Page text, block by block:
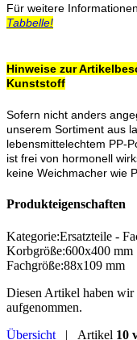
Für weitere
Tabbelle!
Hinweise zur
Kunststoff
Sofern nicht anders
unserem Sortiment aus
lebensmittelechtem PP-
ist frei von hormonell
keine Weichmacher wie
Produkteigenschaften
Kategorie:Ersatzteile -
Korbgröße:600x400 mm
Fachgröße:88x109 mm
Diesen Artikel haben wir
aufgenommen.
Übersicht | Artikel 10